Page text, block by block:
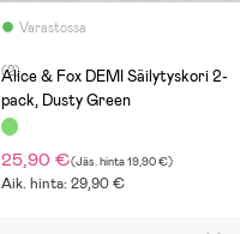
Varastossa
(2)
Alice & Fox DEMI Säilytyskori 2-
pack, Dusty Green
25,90 €(Jäs. hinta19,90 €)
Aik. hinta: 29,90 €